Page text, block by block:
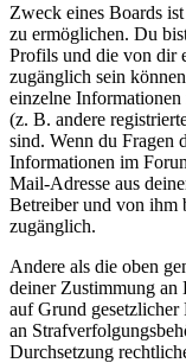
Zweck eines Boards
zu ermöglichen. Du
Profils und die von dir
zugänglich sein
einzelne
(z. B. andere
sind. Wenn du Fragen
Informationen im
Mail-Adresse aus
Betreiber und von ihm
zugänglich.
Andere als die oben
deiner Zustimmung
auf Grund gesetzlicher
an
Durchsetzung